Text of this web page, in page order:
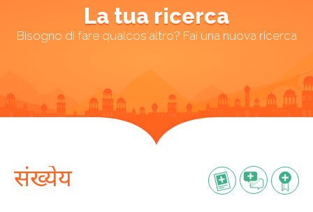
La tua ricerca
Bisogno di fare qualcos'altro? Fai una nuova ricerca
संख्येय